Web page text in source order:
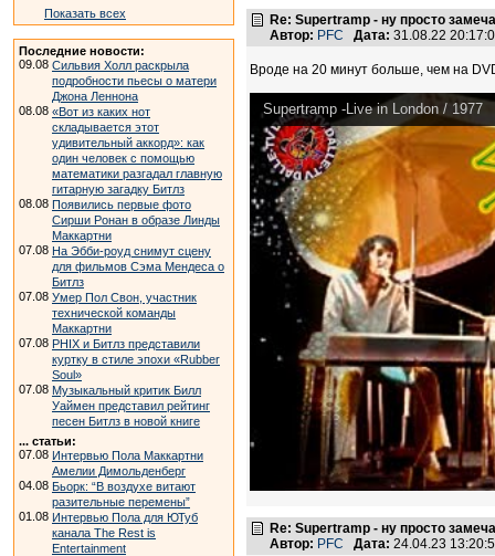
Показать всех
Последние новости:
09.08 Сильвия Холл раскрыла
подробности пьесы о матери
Джона Леннона
08.08 «Вот из каких нот
складывается этот
удивительный аккорд»: как
один человек с помощью
математики разгадал главную
гитарную загадку Битлз
08.08 Появились первые фото
Сирши Ронан в образе Линды
Маккартни
07.08 На Эбби-роуд снимут сцену
для фильмов Сэма Мендеса о
Битлз
07.08 Умер Пол Свон, участник
технической команды
Маккартни
07.08 PHIX и Битлз представили
куртку в стиле эпохи «Rubber
Soul»
07.08 Музыкальный критик Билл
Уаймен представил рейтинг
песен Битлз в новой книге
... статьи:
07.08 Интервью Пола Маккартни
Амелии Димольденберг
04.08 Бьорк: “В воздухе витают
разительные перемены”
01.08 Интервью Пола для ЮТуб
канала The Rest is
Entertainment
Re: Supertramp - ну просто
Автор: PFC Дата: 31.08.22
Вроде на 20 минут больше, чем на
Supertramp -Live in London / 1977
Re: Supertramp - ну просто
Автор: PFC Дата: 24.04.23